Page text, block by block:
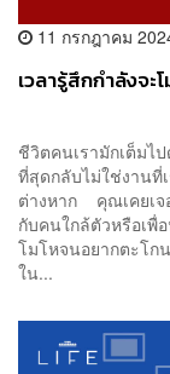
11 กรกฎาคม
เวลารู้สึกกำลังจะ
ชีวิตคนเรามักเต็มไ
ที่สุดกลับไม่ใช่งานที่
ต่างหาก คุณเคยเ
กับคนใกล้ตัวหรือเพื่
โมโหจนอยากตะโ
ใน...